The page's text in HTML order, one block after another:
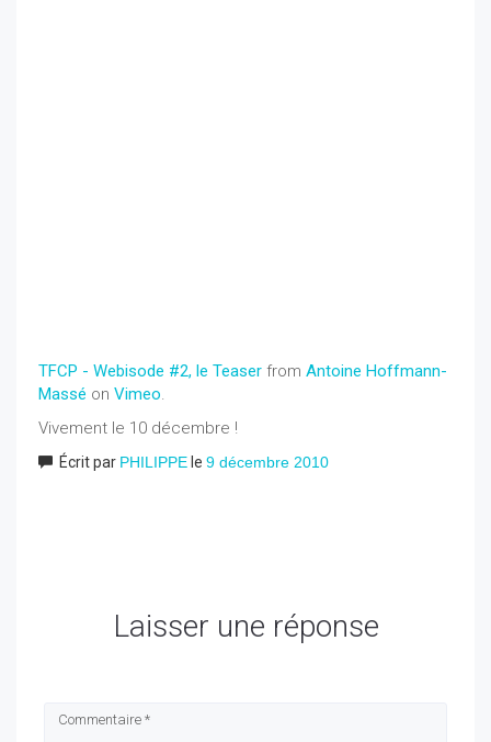
TFCP - Webisode #2, le Teaser from Antoine Hoffmann-
Massé on Vimeo.
Vivement le 10 décembre !
Écrit par PHILIPPE le 9 décembre 2010
Laisser une réponse